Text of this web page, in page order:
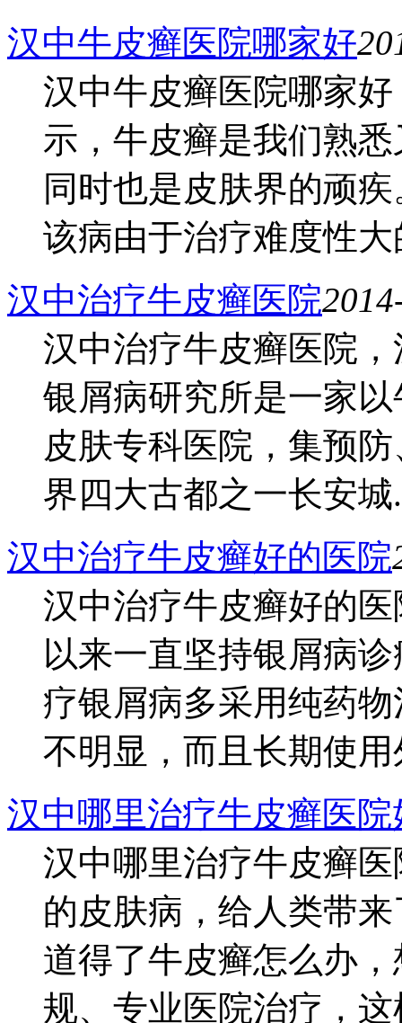
汉中牛皮癣医院哪家好
汉中牛皮癣医院哪家
示，牛皮癣是我们熟
同时也是皮肤界的顽
该病由于治疗难度性大
汉中治疗牛皮癣医院
汉中治疗牛皮癣医院
银屑病研究所是一家
皮肤专科医院，集预
界四大古都之一长安城
汉中治疗牛皮癣好的医院
汉中治疗牛皮癣好的
以来一直坚持银屑病
疗银屑病多采用纯药
不明显，而且长期使用
汉中哪里治疗牛皮癣医院
汉中哪里治疗牛皮癣
的皮肤病，给人类带
道得了牛皮癣怎么办
规、专业医院治疗，这